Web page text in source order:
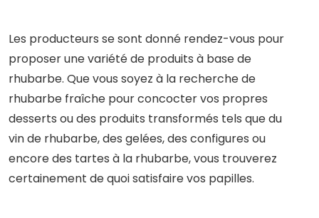
Les producteurs se sont donné rendez-vous pour
proposer une variété de produits à base de
rhubarbe. Que vous soyez à la recherche de
rhubarbe fraîche pour concocter vos propres
desserts ou des produits transformés tels que du
vin de rhubarbe, des gelées, des configures ou
encore des tartes à la rhubarbe, vous trouverez
certainement de quoi satisfaire vos papilles.